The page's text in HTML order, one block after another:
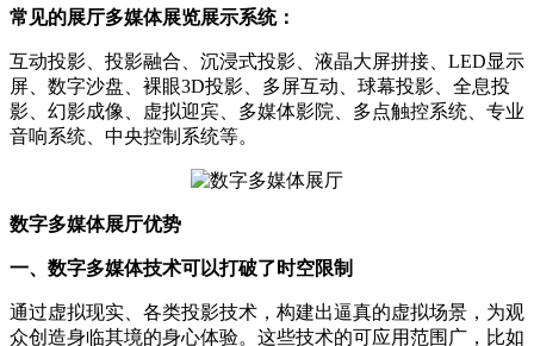
常见的展厅多媒体展览展示系统：
互动投影、投影融合、沉浸式投影、液晶大屏拼接、LED显示
屏、数字沙盘、裸眼3D投影、多屏互动、球幕投影、全息投
影、幻影成像、虚拟迎宾、多媒体影院、多点触控系统、专业
音响系统、中央控制系统等。
数字多媒体展厅优势
一、数字多媒体技术可以打破了时空限制
通过虚拟现实、各类投影技术，构建出逼真的虚拟场景，为观
众创造身临其境的身心体验。这些技术的可应用范围广，比如